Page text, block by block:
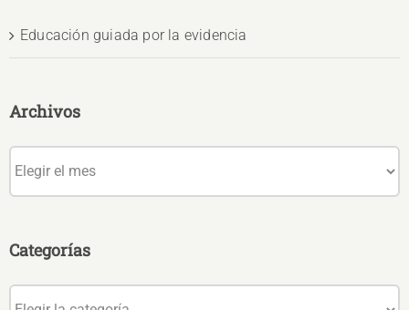
Educación guiada por la evidencia
Archivos
Categorías